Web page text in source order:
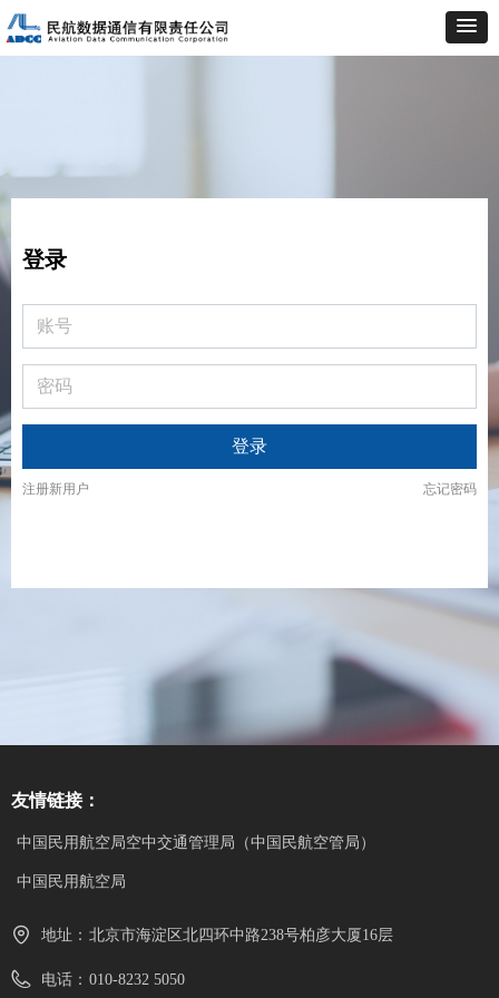
登录
忘记密码
注册新用户
登录
地址： 北京市海淀区北四环中路238号柏彦大厦16层
电话： 010-8232 5050
中国民用航空局空中交通管理局（中国民航空管局）
中国民用航空局
友情链接：